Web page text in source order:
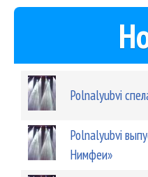
Polnalyubvi
Polnalyubvi
Нимфеи»